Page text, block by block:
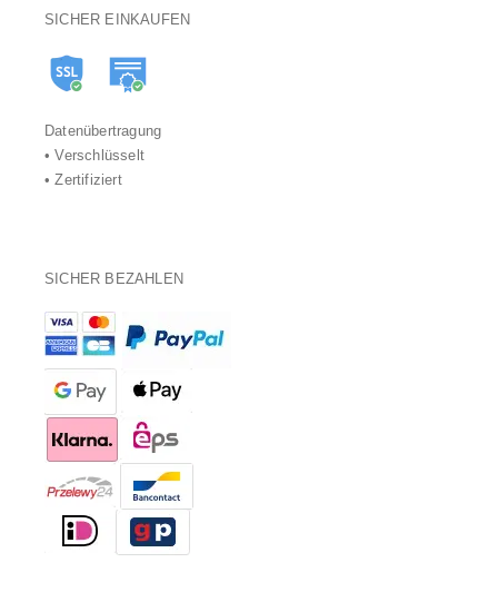
SICHER EINKAUFEN
Datenübertragung
• Verschlüsselt
• Zertifiziert
SICHER BEZAHLEN